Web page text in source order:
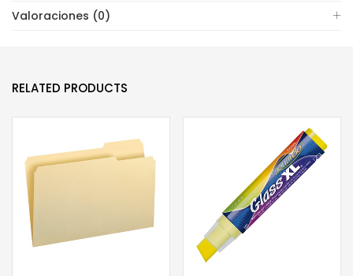
Valoraciones (0)
RELATED PRODUCTS